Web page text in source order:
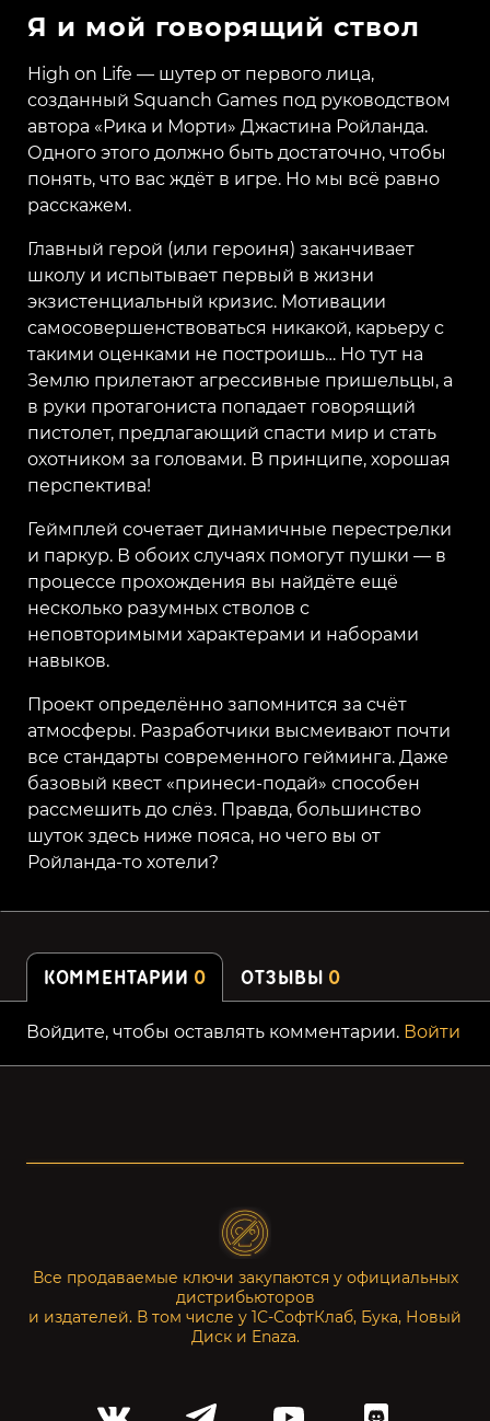
Я и мой говорящий ствол
High on Life — шутер от первого лица,
созданный Squanch Games под руководством
автора «Рика и Морти» Джастина Ройланда.
Одного этого должно быть достаточно, чтобы
понять, что вас ждёт в игре. Но мы всё равно
расскажем.
Главный герой (или героиня) заканчивает
школу и испытывает первый в жизни
экзистенциальный кризис. Мотивации
самосовершенствоваться никакой, карьеру с
такими оценками не построишь… Но тут на
Землю прилетают агрессивные пришельцы, а
в руки протагониста попадает говорящий
пистолет, предлагающий спасти мир и стать
охотником за головами. В принципе, хорошая
перспектива!
Геймплей сочетает динамичные перестрелки
и паркур. В обоих случаях помогут пушки — в
процессе прохождения вы найдёте ещё
несколько разумных стволов с
неповторимыми характерами и наборами
навыков.
Проект определённо запомнится за счёт
атмосферы. Разработчики высмеивают почти
все стандарты современного гейминга. Даже
базовый квест «принеси-подай» способен
рассмешить до слёз. Правда, большинство
шуток здесь ниже пояса, но чего вы от
Ройланда-то хотели?
КОММЕНТАРИИ 0 ОТЗЫВЫ 0
Войдите, чтобы оставлять комментарии. Войти
Все продаваемые ключи закупаются у официальных
дистрибьюторов
и издателей. В том числе у 1С-СофтКлаб, Бука, Новый
Диск и Enaza.